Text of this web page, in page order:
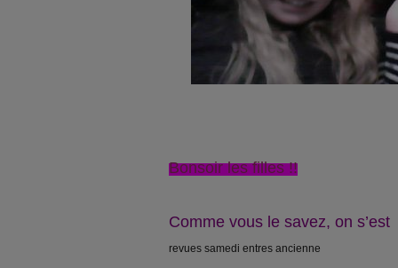
Bonsoir les filles !!
Comme vous le savez, on s’est
revues samedi entres ancienne